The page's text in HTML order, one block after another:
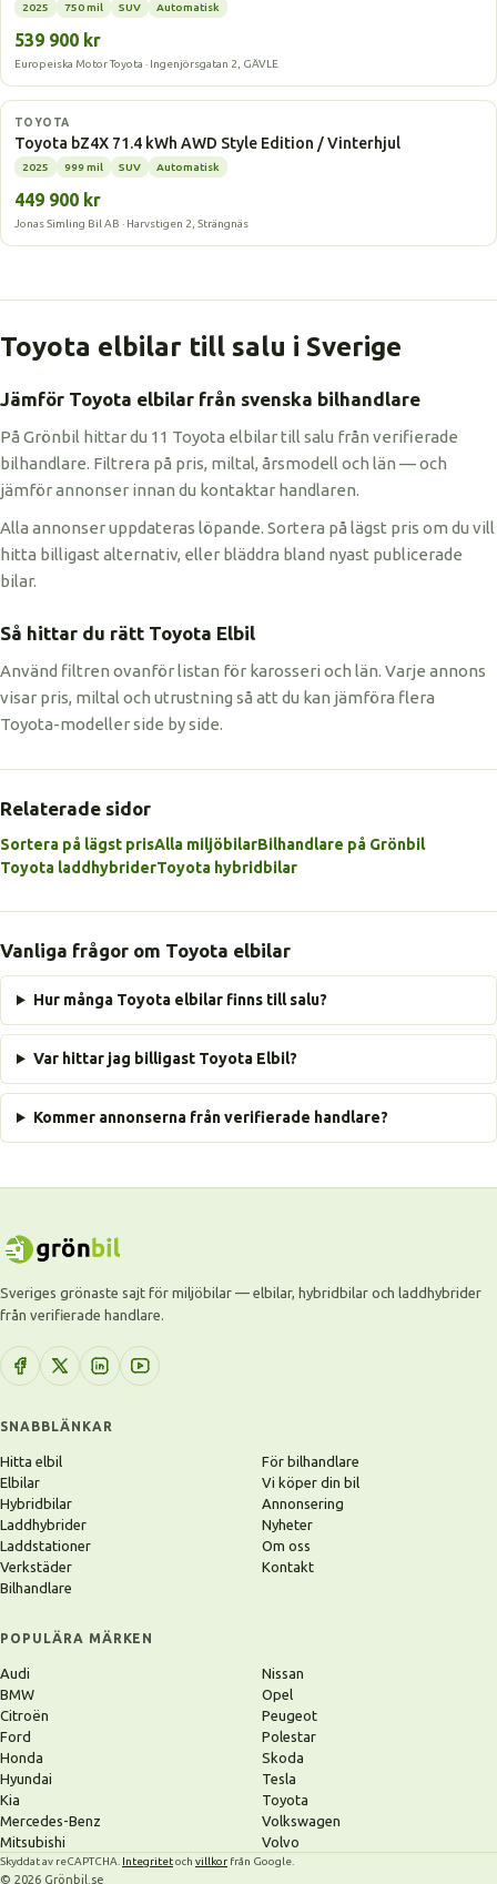
2025 750 mil SUV Automatisk
539 900 kr
Europeiska Motor Toyota · Ingenjörsgatan 2, GÄVLE
Elbil
TOYOTA
Toyota bZ4X 71.4 kWh AWD Style Edition / Vinterhjul
2025 999 mil SUV Automatisk
449 900 kr
Jonas Simling Bil AB · Harvstigen 2, Strängnäs
Toyota elbilar till salu i Sverige
Jämför Toyota elbilar från svenska bilhandlare
På Grönbil hittar du 11 Toyota elbilar till salu från verifierade
bilhandlare. Filtrera på pris, miltal, årsmodell och län — och
jämför annonser innan du kontaktar handlaren.
Alla annonser uppdateras löpande. Sortera på lägst pris om du vill
hitta billigast alternativ, eller bläddra bland nyast publicerade
bilar.
Så hittar du rätt Toyota Elbil
Använd filtren ovanför listan för karosseri och län. Varje annons
visar pris, miltal och utrustning så att du kan jämföra flera
Toyota-modeller side by side.
Relaterade sidor
Sortera på lägst prisAlla miljöbilarBilhandlare på Grönbil
Toyota laddhybriderToyota hybridbilar
Vanliga frågor om Toyota elbilar
Hur många Toyota elbilar finns till salu?
Var hittar jag billigast Toyota Elbil?
Kommer annonserna från verifierade handlare?
Sveriges grönaste sajt för miljöbilar — elbilar, hybridbilar och laddhybrider
från verifierade handlare.
SNABBLÄNKAR
Hitta elbil
Elbilar
Hybridbilar
Laddhybrider
Laddstationer
Verkstäder
Bilhandlare
För bilhandlare
Vi köper din bil
Annonsering
Nyheter
Om oss
Kontakt
POPULÄRA MÄRKEN
Audi
BMW
Citroën
Ford
Honda
Hyundai
Kia
Mercedes-Benz
Mitsubishi
Nissan
Opel
Peugeot
Polestar
Skoda
Tesla
Toyota
Volkswagen
Volvo
Skyddat av reCAPTCHA. Integritetoch villkor från Google.
© 2026 Grönbil.se